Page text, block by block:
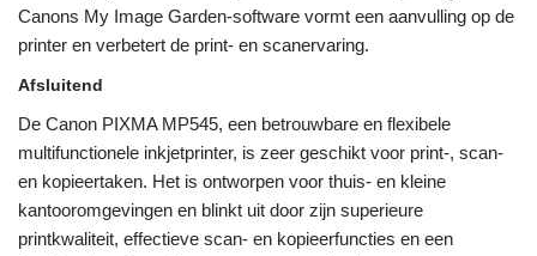
Canons My Image Garden-software vormt een aanvulling op de
printer en verbetert de print- en scanervaring.
Afsluitend
De Canon PIXMA MP545, een betrouwbare en flexibele
multifunctionele inkjetprinter, is zeer geschikt voor print-, scan-
en kopieertaken. Het is ontworpen voor thuis- en kleine
kantooromgevingen en blinkt uit door zijn superieure
printkwaliteit, effectieve scan- en kopieerfuncties en een